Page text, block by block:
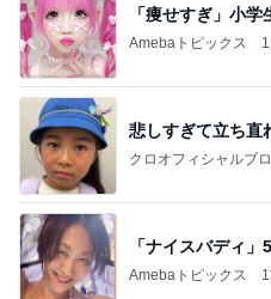
「痩せすぎ」小
Amebaトピックス
悲しすぎて立ち直
クロオフィシャルブ
「ナイスバディ
Amebaトピックス